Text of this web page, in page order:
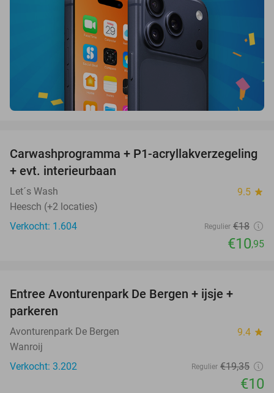
39%
Carwashprogramma + P1-acryllakverzegeling
+ evt. interieurbaan
Let´s Wash 9.5 star
Heesch (+2 locaties)
Verkocht: 1.604
Regulier €18
€10,95
Entree Avonturenpark De Bergen + ijsje +
parkeren
Avonturenpark De Bergen 9.4 star
Wanroij
Verkocht: 3.202
Regulier €19,35
€10